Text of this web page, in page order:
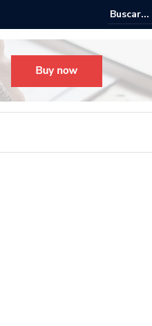
para el Festival Desfile Día de